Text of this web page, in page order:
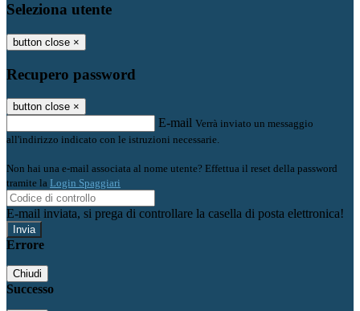
Seleziona utente
button close ×
Recupero password
button close ×
E-mail Verrà inviato un messaggio
all'indirizzo indicato con le istruzioni necessarie.
Non hai una e-mail associata al nome utente? Effettua il reset della password
tramite la Login Spaggiari
E-mail inviata, si prega di controllare la casella di posta elettronica!
Errore
Chiudi
Successo